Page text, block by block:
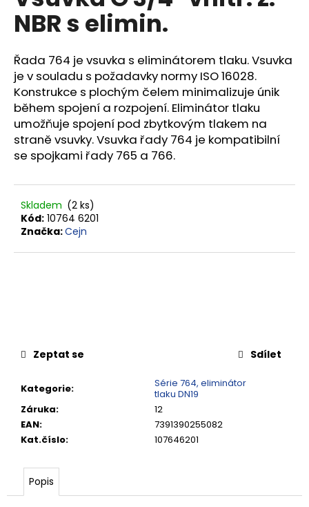
0,0
hvězdiček.
NBR s elimin.
Řada 764 je vsuvka s eliminátorem tlaku. Vsuvka
je v souladu s požadavky normy ISO 16028.
Konstrukce s plochým čelem minimalizuje únik
během spojení a rozpojení. Eliminátor tlaku
umožňuje spojení pod zbytkovým tlakem na
straně vsuvky. Vsuvka řady 764 je kompatibilní
se spojkami řady 765 a 766.
Skladem (2 ks)
Kód: 10764 6201
Značka:Cejn
Kategorie:
Série 764, eliminátor
tlaku DN19
Záruka:
12
EAN:
7391390255082
Kat.číslo: 107646201
Zeptat se Sdílet
Popis
a
j
í
t
?
HLEDAT
D
o
p
e
e
RYCHLOSPOJKA
ESAFE
VNĚJŠÍ
ZÁVIT